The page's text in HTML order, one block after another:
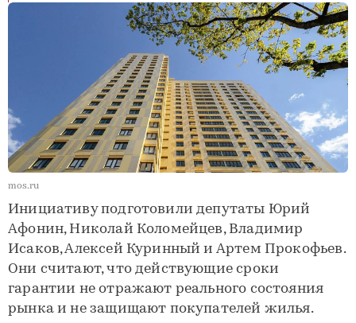
mos.ru
Инициативу подготовили депутаты Юрий
Афонин, Николай Коломейцев, Владимир
Исаков, Алексей Куринный и Артем Прокофьев.
Они считают, что действующие сроки
гарантии не отражают реального состояния
рынка и не защищают покупателей жилья.